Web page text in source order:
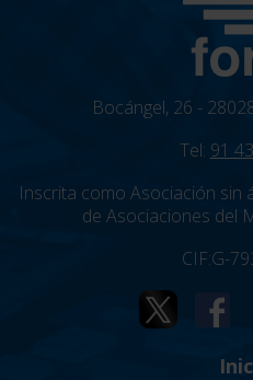
Bocángel, 26 -
Tel: 91
Inscrita como Asociación sin
de Asociaciones del
CIF:G-